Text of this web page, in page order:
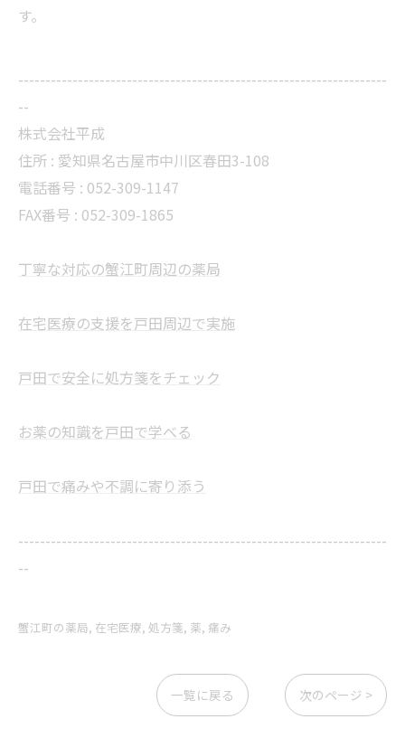
す。
--------------------------------------------------------------------
--
株式会社平成
住所 : 愛知県名古屋市中川区春田3-108
電話番号 : 052-309-1147
FAX番号 : 052-309-1865
丁寧な対応の蟹江町周辺の薬局
在宅医療の支援を戸田周辺で実施
戸田で安全に処方箋をチェック
お薬の知識を戸田で学べる
戸田で痛みや不調に寄り添う
--------------------------------------------------------------------
--
蟹江町の薬局 在宅医療 処方箋 薬 痛み
一覧に戻る 次のページ >